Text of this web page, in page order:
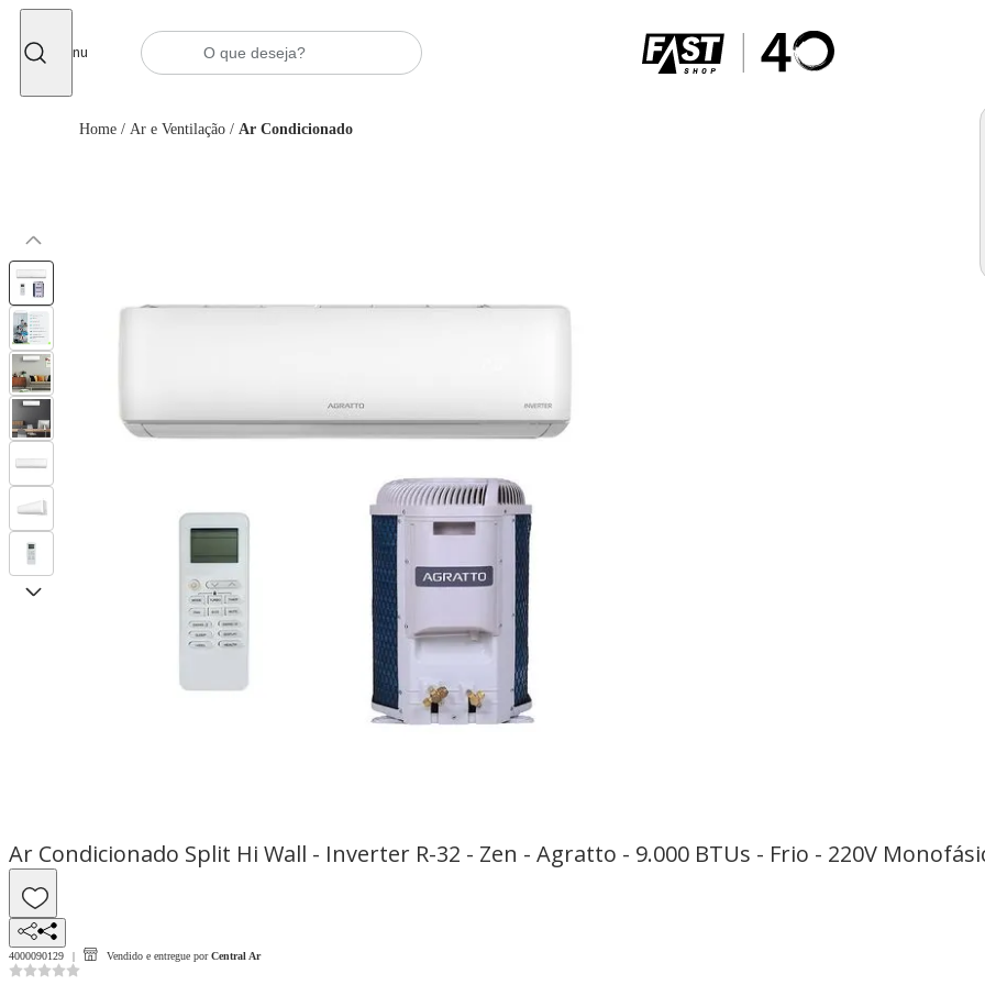
Menu
Home / Ar e Ventilação / Ar Condicionado
Ar Condicionado Split Hi Wall - Inverter R-32 - Zen - Agratto - 9.000 BTUs - Frio - 220V
4000090129 Vendido e entregue por Central Ar